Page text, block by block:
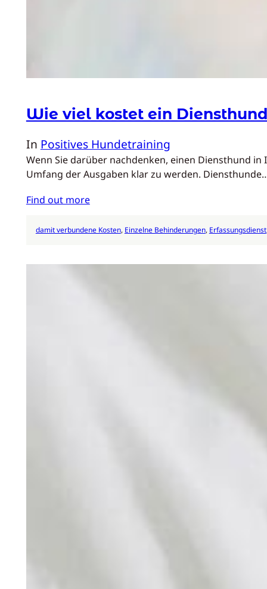
Wie viel kostet ein
In Positives Hundetraining
Wenn Sie darüber nachdenken, einen Diensthund
Umfang der Ausgaben klar zu werden.
Find out more
damit verbundene Kosten, Einzelne Behinderungen, Erfassungsdienst